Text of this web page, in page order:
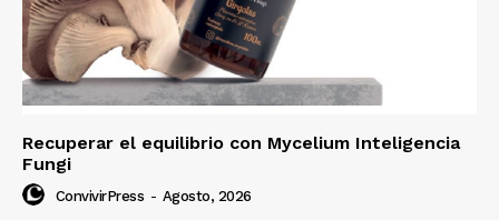
Recuperar el equilibrio con Mycelium Inteligencia
Fungi
ConvivirPress - Agosto, 2026